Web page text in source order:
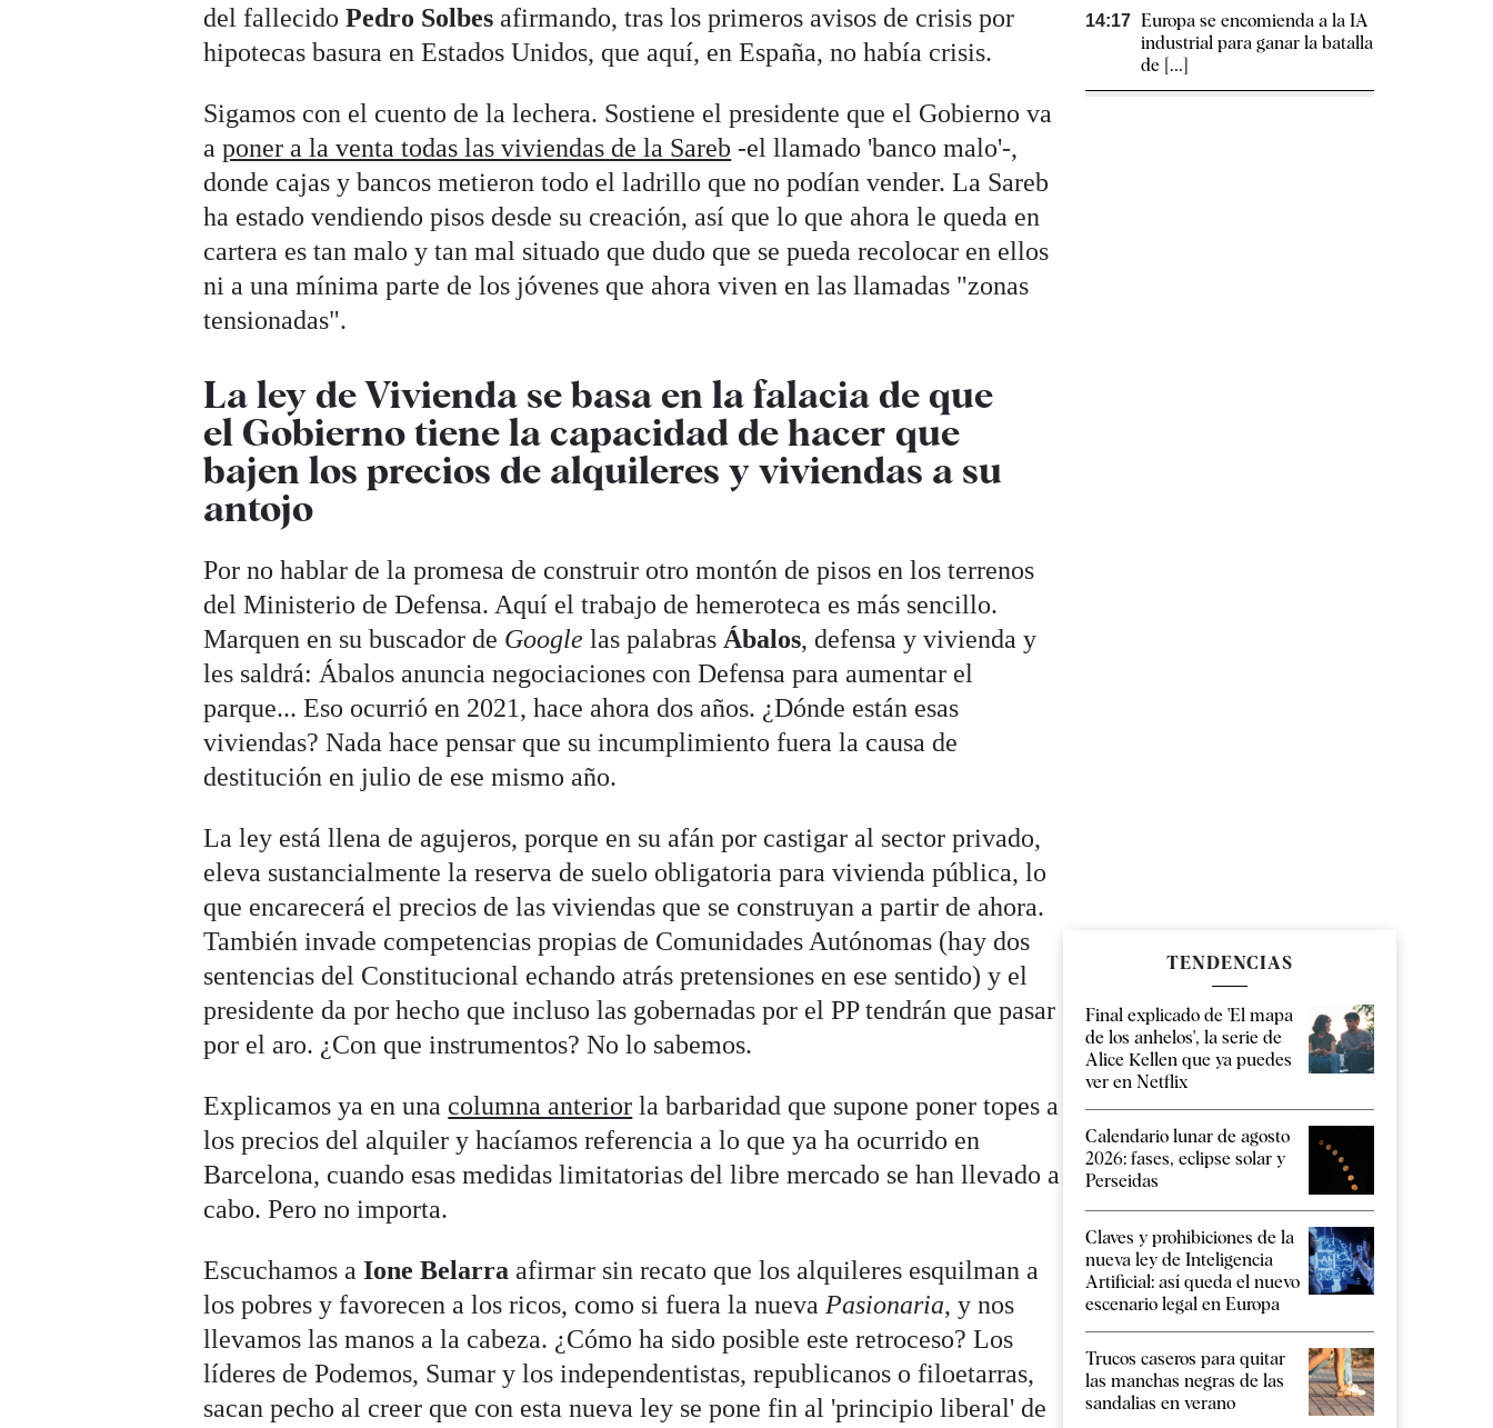
del fallecidoPedro Solbes afirmando, tras los primeros avisos de crisis por
hipotecas basura en Estados Unidos, que aquí, en España, no había crisis.
Sigamos con el cuento de la lechera. Sostiene el presidente que el Gobierno va
aponer a la venta todas las viviendas de la Sareb -el llamado 'banco malo'-,
donde cajas y bancos metieron todo el ladrillo que no podían vender. La Sareb
ha estado vendiendo pisos desde su creación, así que lo que ahora le queda en
cartera es tan malo y tan mal situado que dudo que se pueda recolocar en ellos
ni a una mínima parte de los jóvenes que ahora viven en las llamadas "zonas
tensionadas".
La ley de Vivienda se basa en la falacia de que
el Gobierno tiene la capacidad de hacer que
bajen los precios de alquileres y viviendas a su
antojo
Por no hablar de la promesa de construir otro montón de pisos en los terrenos
del Ministerio de Defensa. Aquí el trabajo de hemeroteca es más sencillo.
Marquen en su buscador de Google las palabras Ábalos, defensa y vivienda y
les saldrá: Ábalos anuncia negociaciones con Defensa para aumentar el
parque... Eso ocurrió en 2021, hace ahora dos años. ¿Dónde están esas
viviendas? Nada hace pensar que su incumplimiento fuera la causa de
destitución en julio de ese mismo año.
La ley está llena de agujeros, porque en su afán por castigar al sector privado,
eleva sustancialmente la reserva de suelo obligatoria para vivienda pública, lo
que encarecerá el precios de las viviendas que se construyan a partir de ahora.
También invade competencias propias de Comunidades Autónomas (hay dos
sentencias del Constitucional echando atrás pretensiones en ese sentido) y el
presidente da por hecho que incluso las gobernadas por el PP tendrán que pasar
por el aro. ¿Con que instrumentos? No lo sabemos.
Explicamos ya en una columna anterior la barbaridad que supone poner topes a
los precios del alquiler y hacíamos referencia a lo que ya ha ocurrido en
Barcelona, cuando esas medidas limitatorias del libre mercado se han llevado a
cabo. Pero no importa.
Escuchamos aIone Belarra afirmar sin recato que los alquileres esquilman a
los pobres y favorecen a los ricos, como si fuera la nueva Pasionaria, y nos
llevamos las manos a la cabeza. ¿Cómo ha sido posible este retroceso? Los
líderes de Podemos, Sumar y los independentistas, republicanos o filoetarras,
sacan pecho al creer que con esta nueva ley se pone fin al 'principio liberal' de
14:17 Europa se encomienda a la IA
industrial para ganar la batalla
de [...]
TENDENCIAS
Final explicado de 'El mapa
de los anhelos', la serie de
Alice Kellen que ya puedes
ver en Netflix
Calendario lunar de agosto
2026: fases, eclipse solar y
Perseidas
Claves y prohibiciones de la
nueva ley de Inteligencia
Artificial: así queda el nuevo
escenario legal en Europa
Trucos caseros para quitar
las manchas negras de las
sandalias en verano